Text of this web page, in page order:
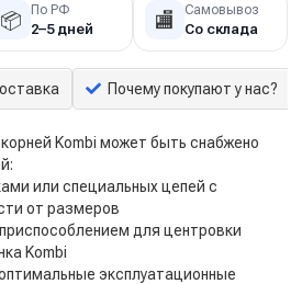
📦 По РФ
2–5 дней 🏬 Самовывоз
Со склада
Почему покупают у нас?
Kombi может быть снабжено
или специальных цепей с
от размеров
для центровки
Kombi
эксплуатационные